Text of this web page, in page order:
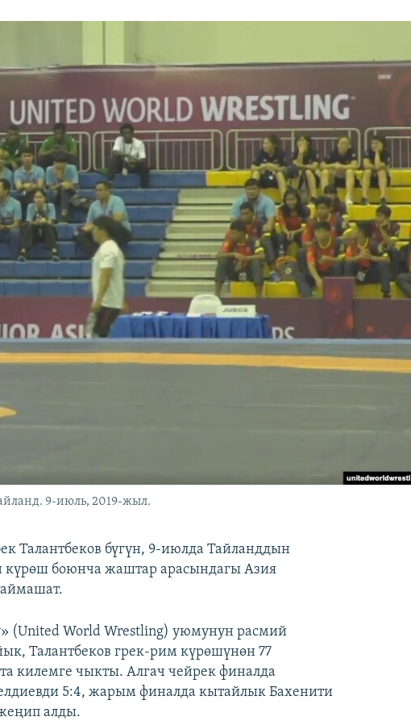
9-июль, 2019-жыл.
Талантбеков бүгүн, 9-июлда Тайланддын
күрөш боюнча жаштар арасындагы Азия
(United World Wrestling) уюмунун расмий
Талантбеков грек-рим күрөшүнөн 77
килемге чыкты. Алгач чейрек финалда
5:4, жарым финалда кытайлык Бахенити
алды.